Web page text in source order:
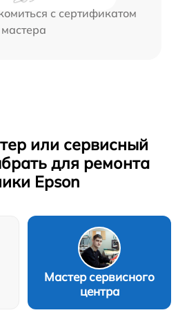
с сертификатом
мастера
или сервисный
для ремонта
Epson
Мастер сервисного
центра